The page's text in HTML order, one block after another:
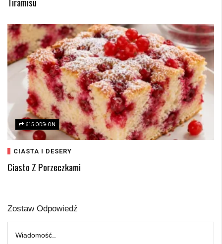
615 ODSŁON
CIASTA I DESERY
Ciasto Z Porzeczkami
Zostaw Odpowiedź